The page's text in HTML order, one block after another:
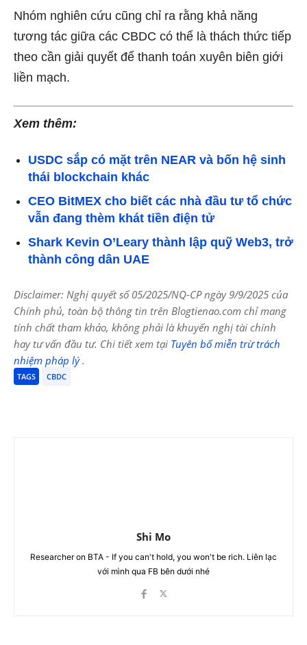
Nhóm nghiên cứu cũng chỉ ra rằng khả năng
tương tác giữa các CBDC có thể là thách thức tiếp
theo cần giải quyết để thanh toán xuyên biên giới
liền mạch.
Xem thêm:
USDC sắp có mặt trên NEAR và bốn hệ sinh
thái blockchain khác
CEO BitMEX cho biết các nhà đầu tư tổ chức
vẫn đang thèm khát tiền điện tử
Shark Kevin O’Leary thành lập quỹ Web3, trở
thành công dân UAE
Disclaimer: Nghị quyết số 05/2025/NQ-CP ngày 9/9/2025 của
Chính phủ, toàn bộ thông tin trên Blogtienao.com chỉ mang
tính chất tham khảo, không phải là khuyến nghị tài chính
hay tư vấn đầu tư. Chi tiết xem tại Tuyên bố miễn trừ trách
nhiệm pháp lý.
TAGS CBDC
Shi Mo
Researcher on BTA - If you can't hold, you won't be rich. Liên lạc
với mình qua FB bên dưới nhé